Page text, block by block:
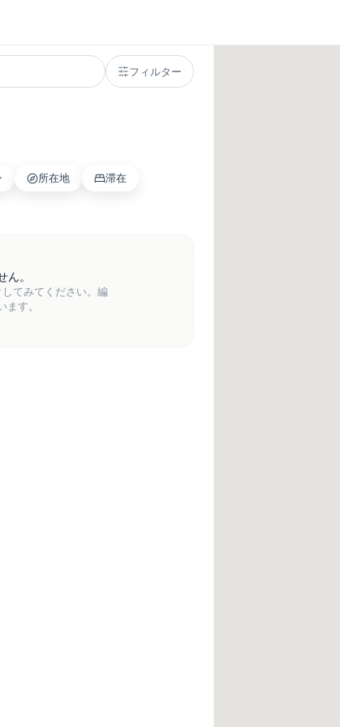
フィルター
所在地 滞在
。
てみてください。編
す。